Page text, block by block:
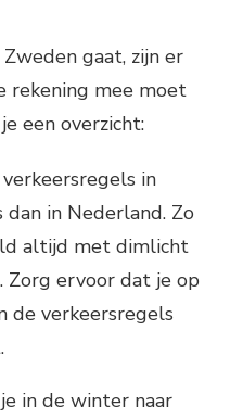
gaat, zijn er
rekening mee moet
een overzicht:
in
dan in Nederland. Zo
altijd met dimlicht
Zorg ervoor dat je op
de verkeersregels
in de winter naar